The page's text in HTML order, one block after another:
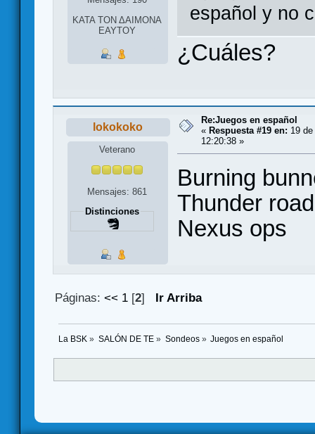
ΚΑΤΑ ΤΟΝ ΔΑΙΜΟΝΑ
ΕΑΥΤΟΥ
español y no
¿Cuáles?
lokokoko
Veterano
Mensajes: 861
Distinciones
Re:Juegos en español
« Respuesta #19 en: 19
12:20:38 »
Burning
Thunder
Nexus ops
Páginas:<< 1 [2] Ir Arriba
La BSK » SALÓN DE TE» Sondeos» Juegos en español